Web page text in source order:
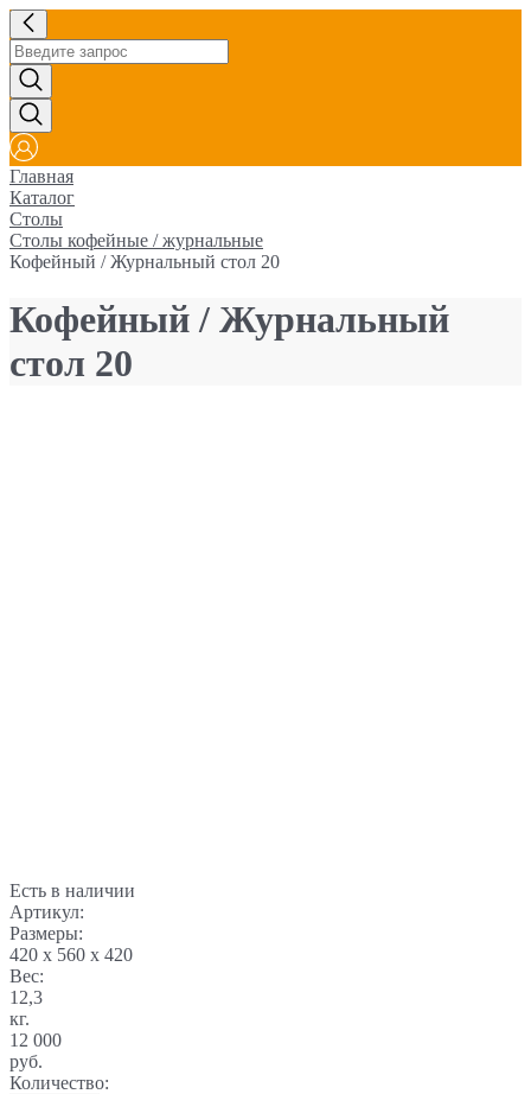
Главная
Каталог
Столы
Столы кофейные / журнальные
Кофейный / Журнальный стол 20
Кофейный / Журнальный
стол 20
Есть в наличии
Артикул:
Размеры:
420 x 560 x 420
Вес:
12,3
кг.
12 000
руб.
Количество: